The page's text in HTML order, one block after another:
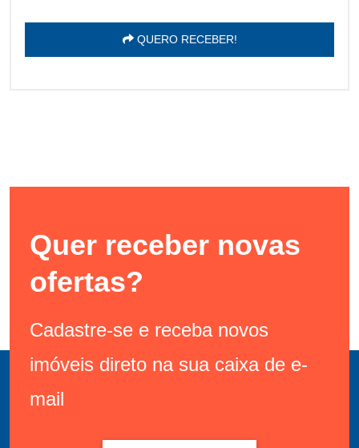
QUERO RECEBER!
Quer receber novas
ofertas?
Cadastre-se e receba novos
imóveis direto na sua caixa de e-
mail